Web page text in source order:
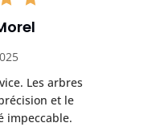
Les arbres
et le
impeccable.